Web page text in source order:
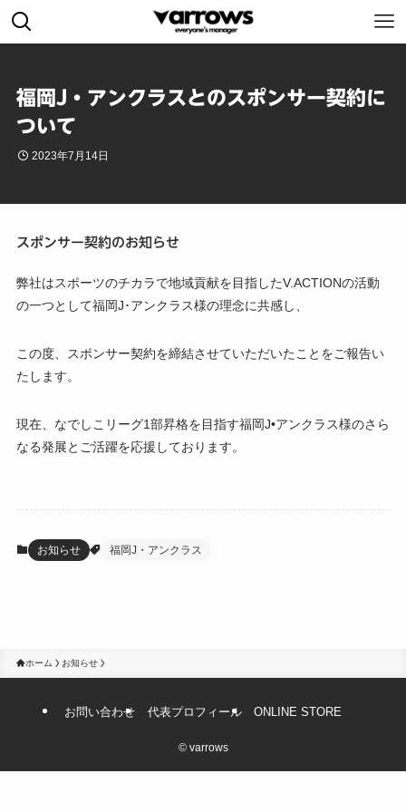
福岡J・アンクラスとのスポンサー契約に
ついて
2023年7月14日
スポンサー契約のお知らせ
弊社はスポーツのチカラで地域貢献を目指したV.ACTIONの活動
の一つとして福岡J･アンクラス様の理念に共感し、
この度、スポンサー契約を締結させていただいたことをご報告い
たします。
現在、なでしこリーグ1部昇格を目指す福岡J•アンクラス様のさら
なる発展とご活躍を応援しております。
お知らせ 福岡J・アンクラス
ホーム お知らせ
お問い合わせ 代表プロフィール ONLINE STORE
©varrows